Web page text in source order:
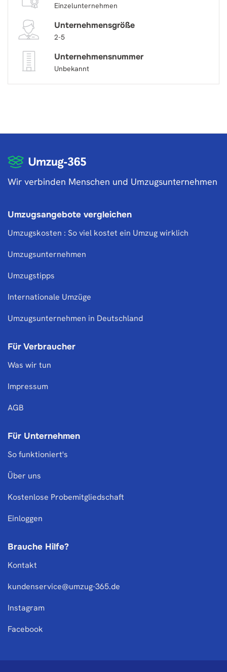
Einzelunternehmen
Unternehmensgröße
2-5
Unternehmensnummer
Unbekannt
Wir verbinden Menschen und Umzugsunternehmen
Umzugsangebote vergleichen
Umzugskosten : So viel kostet ein Umzug wirklich
Umzugsunternehmen
Umzugstipps
Internationale Umzüge
Umzugsunternehmen in Deutschland
Für Verbraucher
Was wir tun
Impressum
AGB
Für Unternehmen
So funktioniert's
Über uns
Kostenlose Probemitgliedschaft
Einloggen
Brauche Hilfe?
Kontakt
kundenservice@umzug-365.de
Instagram
Facebook